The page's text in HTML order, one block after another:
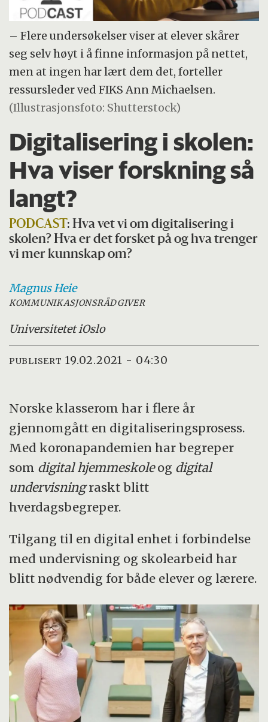
– Flere undersøkelser viser at elever skårer
seg selv høyt i å finne informasjon på nettet,
men at ingen har lært dem det, forteller
ressursleder ved FIKS Ann Michaelsen.
(Illustrasjonsfoto: Shutterstock)
Digitalisering i skolen:
Hva viser forskning så
langt?
PODCAST: Hva vet vi om digitalisering i
skolen? Hva er det forsket på og hva trenger
vi mer kunnskap om?
MagnusHeie
KOMMUNIKASJONSRÅDGIVER
Universitetet iOslo
PUBLISERT 19.02.2021 - 04:30
Norske klasserom har i flere år
gjennomgått en digitaliseringsprosess.
Med koronapandemien har begreper
som digital hjemmeskoleog digital
undervisningraskt blitt
hverdagsbegreper.
Tilgang til en digital enhet i forbindelse
med undervisning og skolearbeid har
blitt nødvendig for både elever og lærere.